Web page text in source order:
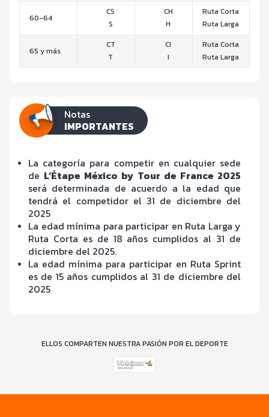
60-64
CS
S
CH
H
Ruta Corta
Ruta Larga
65 y más
CT
T
CI
I
Ruta Corta
Ruta Larga
Notas
IMPORTANTES
La categoría para competir en cualquier sede
de L’Étape México by Tour de France 2025
será determinada de acuerdo a la edad que
tendrá el competidor el 31 de diciembre del
2025
La edad mínima para participar en Ruta Larga y
Ruta Corta es de 18 años cumplidos al 31 de
diciembre del 2025.
La edad mínima para participar en Ruta Sprint
es de 15 años cumplidos al 31 de diciembre del
2025
ELLOS COMPARTEN NUESTRA PASIÓN POR EL DEPORTE